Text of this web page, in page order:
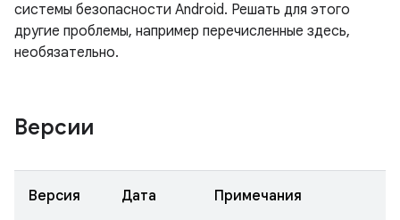
системы безопасности Android. Решать для этого
другие проблемы, например перечисленные здесь,
необязательно.
Версии
Версия Дата Примечания